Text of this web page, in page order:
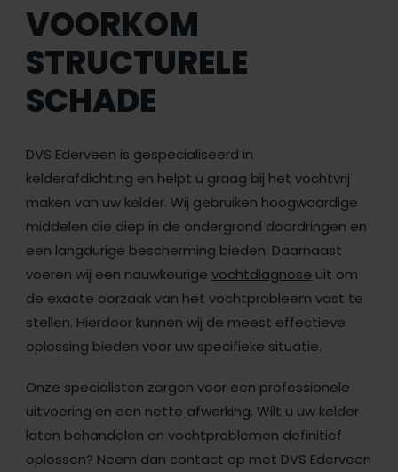
VOORKOM
STRUCTURELE
SCHADE
DVS Ederveen is gespecialiseerd in
kelderafdichting en helpt u graag bij het vochtvrij
maken van uw kelder. Wij gebruiken hoogwaardige
middelen die diep in de ondergrond doordringen en
een langdurige bescherming bieden. Daarnaast
voeren wij een nauwkeurige vochtdiagnose uit om
de exacte oorzaak van het vochtprobleem vast te
stellen. Hierdoor kunnen wij de meest effectieve
oplossing bieden voor uw specifieke situatie.
Onze specialisten zorgen voor een professionele
uitvoering en een nette afwerking. Wilt u uw kelder
laten behandelen en vochtproblemen definitief
oplossen? Neem dan contact op met DVS Ederveen